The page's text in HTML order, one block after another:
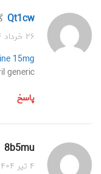
qt1cw
۲۶ خرداد ۱۴۰۴ در ۷:۵۴ ب.ظ
15mg
generic
پاسخ
8b5mu
۴ تیر ۱۴۰۴ در ۹:۵۳ ب.ظ